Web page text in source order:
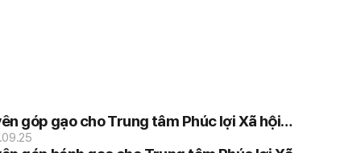
góp gạo cho Trung tâm Phúc lợi Xã hội
hợp Ssangyong.